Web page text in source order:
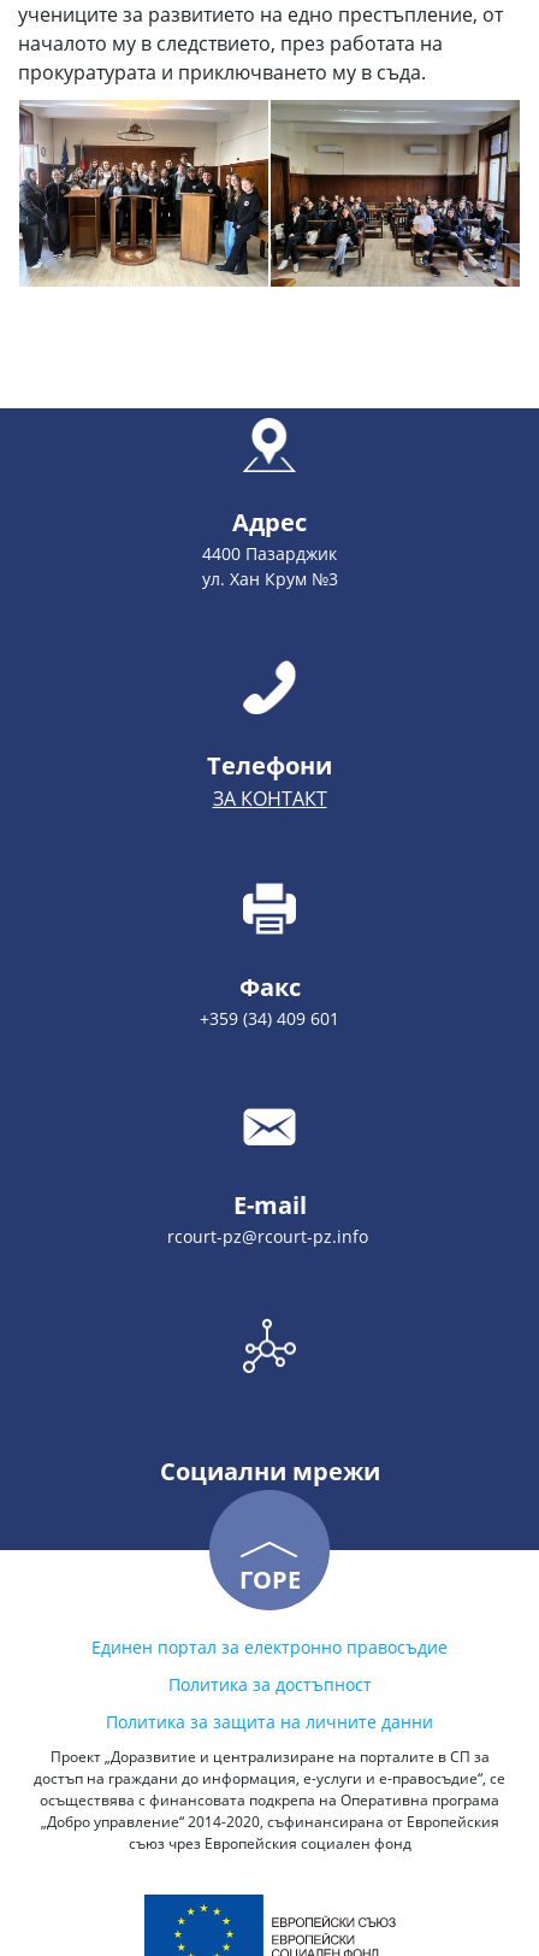
учениците за развитието на едно престъпление, от
началото му в следствието, през работата на
прокуратурата и приключването му в съда.
Адрес
4400 Пазарджик
ул. Хан Крум №3
Телефони
ЗА КОНТАКТ
Факс
+359 (34) 409 601
E-mail
rcourt-pz@rcourt-pz.info
Социални мрежи
ГОРЕ
Единен портал за електронно правосъдие
Политика за достъпност
Политика за защита на личните данни
Проект „Доразвитие и централизиране на порталите в СП за
достъп на граждани до информация, е-услуги и е-правосъдие“, се
осъществява с финансовата подкрепа на Оперативна програма
„Добро управление“ 2014-2020, съфинансирана от Европейския
съюз чрез Европейския социален фонд